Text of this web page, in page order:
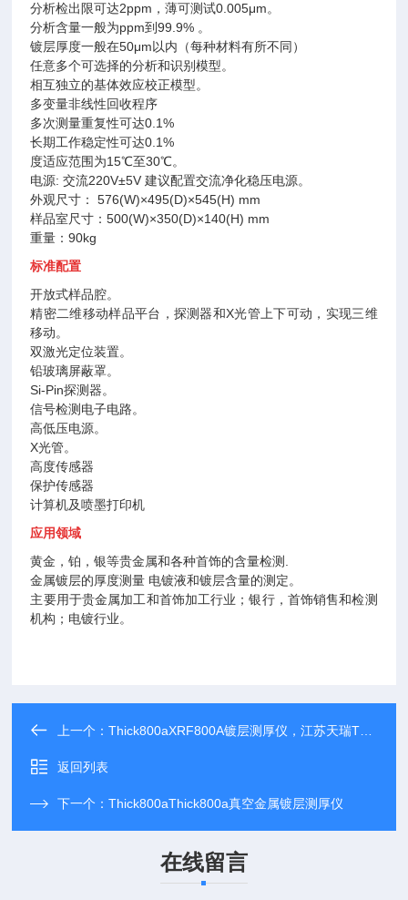
分析检出限可达2ppm，薄可测试0.005μm。
分析含量一般为ppm到99.9% 。
镀层厚度一般在50μm以内（每种材料有所不同）
任意多个可选择的分析和识别模型。
相互独立的基体效应校正模型。
多变量非线性回收程序
多次测量重复性可达0.1%
长期工作稳定性可达0.1%
度适应范围为15℃至30℃。
电源: 交流220V±5V 建议配置交流净化稳压电源。
外观尺寸： 576(W)×495(D)×545(H) mm
样品室尺寸：500(W)×350(D)×140(H) mm
重量：90kg
标准配置
开放式样品腔。
精密二维移动样品平台，探测器和X光管上下可动，实现三维
移动。
双激光定位装置。
铅玻璃屏蔽罩。
Si-Pin探测器。
信号检测电子电路。
高低压电源。
X光管。
高度传感器
保护传感器
计算机及喷墨打印机
应用领域
黄金，铂，银等贵金属和各种首饰的含量检测.
金属镀层的厚度测量 电镀液和镀层含量的测定。
主要用于贵金属加工和首饰加工行业；银行，首饰销售和检测
机构；电镀行业。
上一个：Thick800aXRF800A镀层测厚仪，江苏天瑞Thick800a
返回列表
下一个：Thick800aThick800a真空金属镀层测厚仪
在线留言